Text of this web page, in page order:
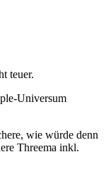
teuer.
Universum
wie würde denn
Threema inkl.